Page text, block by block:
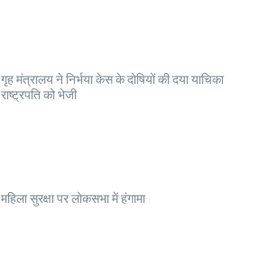
गृह मंत्रालय ने निर्भया केस के दोषियों की दया याचिका
राष्ट्रपति को भेजी
महिला सुरक्षा पर लोकसभा में हंगामा